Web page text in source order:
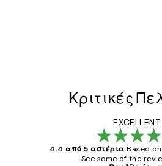
Κριτικές
EXCELLENT
4.4 από 5 αστέρια Based
See some of the